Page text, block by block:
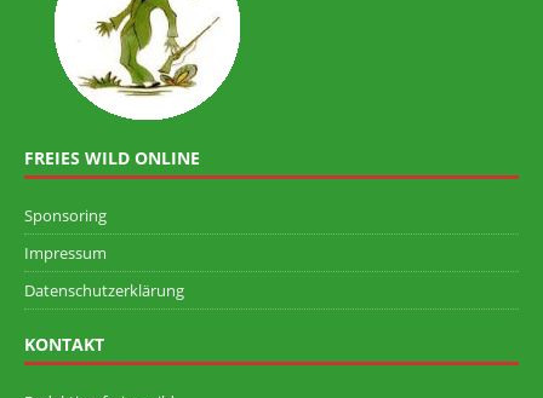
FREIES WILD ONLINE
Sponsoring
Impressum
Datenschutzerklärung
KONTAKT